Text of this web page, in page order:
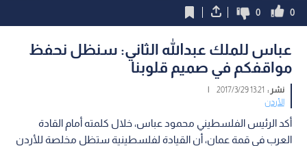
0
0
عباس للملك عبدالله الثاني: سنظل نحفظ
مواقفكم في صميم قلوبنا
نشر : 13:21 2017/3/29
|
الأردن
أكد الرئيس الفلسطيني محمود عباس، خلال كلمته أمام القادة
العرب في قمة عمان، أن القيادة لفلسطينية ستظل مخلصة للأردن